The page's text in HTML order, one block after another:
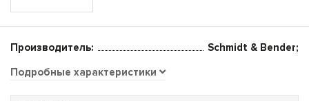
Производитель:
Schmidt & Bender;
Подробные характеристики